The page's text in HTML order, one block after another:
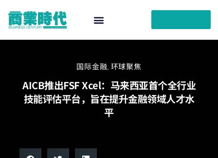
国际金融 环球聚焦
AICB推出FSF Xcel：马来西亚首个全行业
技能评估平台，旨在提升金融领域人才水
平